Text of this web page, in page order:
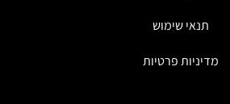
תנאי שימוש
מדיניות פרטיות